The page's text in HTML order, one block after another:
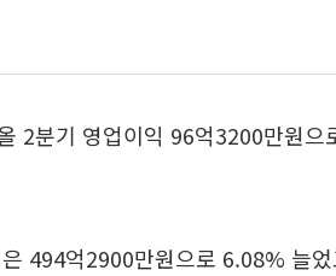
2분기 영업이익 96억3200만원
494억2900만원으로 6.08% 늘